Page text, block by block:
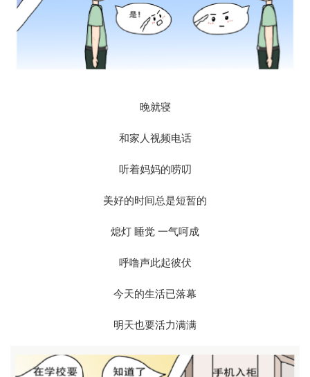
晚就寝
和家人视频电话
听着妈妈的唠叨
美好的时间总是短暂的
熄灯 睡觉 一气呵成
呼噜声此起彼伏
今天的生活已落幕
明天也要活力满满